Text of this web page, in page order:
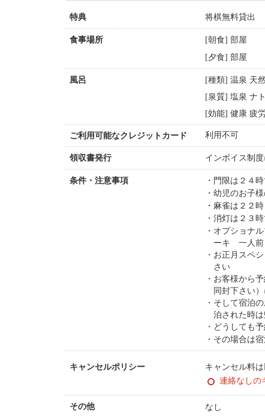
特典 将棋無料貸出
食事場所 [朝食] 部屋
[夕食] 部屋
風呂
[種類] 温泉 天
[泉質] 塩泉 ナ
[効能] 健康 疲
ご利用可能なクレジットカード 利用不可
領収書発行 インボイス制度
条件・注意事項
門限は２４
幼児のお子
麻雀は２２
消灯は２３
オプショナ
ーキ 一人前
お正月スペ
さい
お客様から
同封下さい
そして宿泊
泊された時
どうしても
その場合は
キャンセルポリシー キャンセル料
連絡なしの
その他 なし